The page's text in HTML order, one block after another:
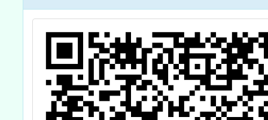
第二期培訓及認
證實施計畫